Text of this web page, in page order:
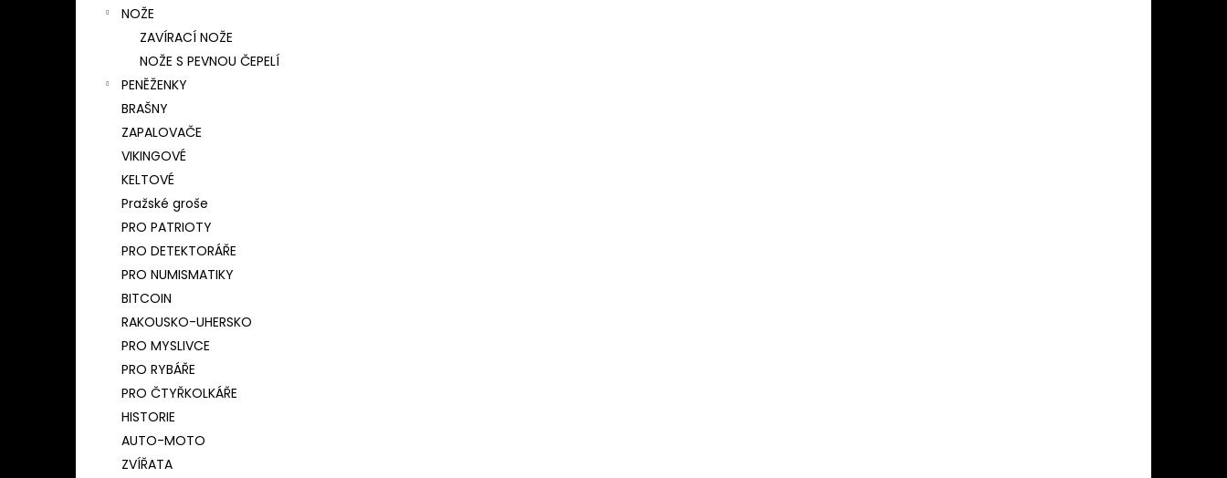
NOŽE
ZAVÍRACÍ NOŽE
NOŽE S PEVNOU ČEPELÍ
PENĚŽENKY
BRAŠNY
ZAPALOVAČE
VIKINGOVÉ
KELTOVÉ
Pražské groše
PRO PATRIOTY
PRO DETEKTORÁŘE
PRO NUMISMATIKY
BITCOIN
RAKOUSKO-UHERSKO
PRO MYSLIVCE
PRO RYBÁŘE
PRO ČTYŘKOLKÁŘE
HISTORIE
AUTO-MOTO
ZVÍŘATA